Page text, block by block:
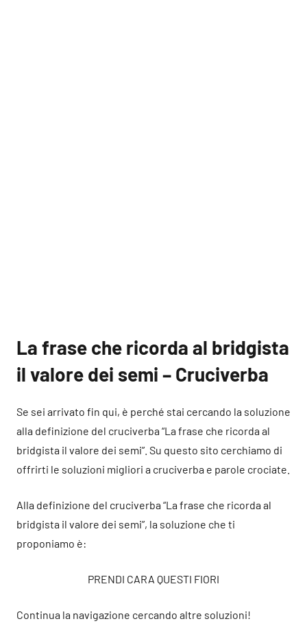
La frase che ricorda al bridgista
il valore dei semi – Cruciverba
Se sei arrivato fin qui, è perché stai cercando la soluzione
alla definizione del cruciverba “La frase che ricorda al
bridgista il valore dei semi”. Su questo sito cerchiamo di
offrirti le soluzioni migliori a cruciverba e parole crociate.
Alla definizione del cruciverba “La frase che ricorda al
bridgista il valore dei semi”, la soluzione che ti
proponiamo è:
PRENDI CARA QUESTI FIORI
Continua la navigazione cercando altre soluzioni!